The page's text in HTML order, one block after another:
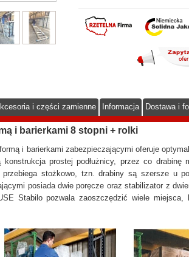
i części zamienne Informacja Dostawa i
i barierkami 8 stopni + rolki
i barierkami zabezpieczającymi oferuje
prostej podłużnicy, przez co drabinę
przebiega stożkowo, tzn. drabiny są szersze u
posiada dwie poręcze oraz stabilizator z
Stabilo pozwala zaoszczędzić wiele miejsca,